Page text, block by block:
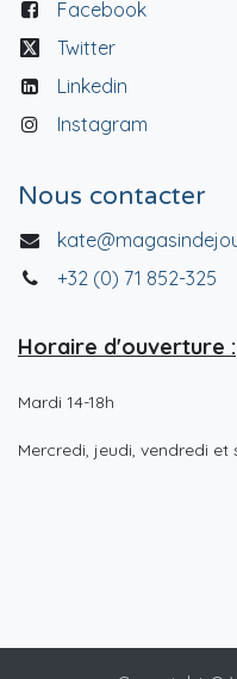
Facebook
Twitter
Linkedin
Instagram
Nous contacter
+32 (0) 71 852-325
Horaire d'ouverture :
Mardi 14-18h
Mercredi, jeudi, vendredi et